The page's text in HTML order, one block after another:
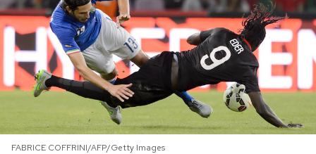
PODCAST
NEWSLETTER
I MIEI PREFERITI
FABRICE COFFRINI/AFP/Getty Images